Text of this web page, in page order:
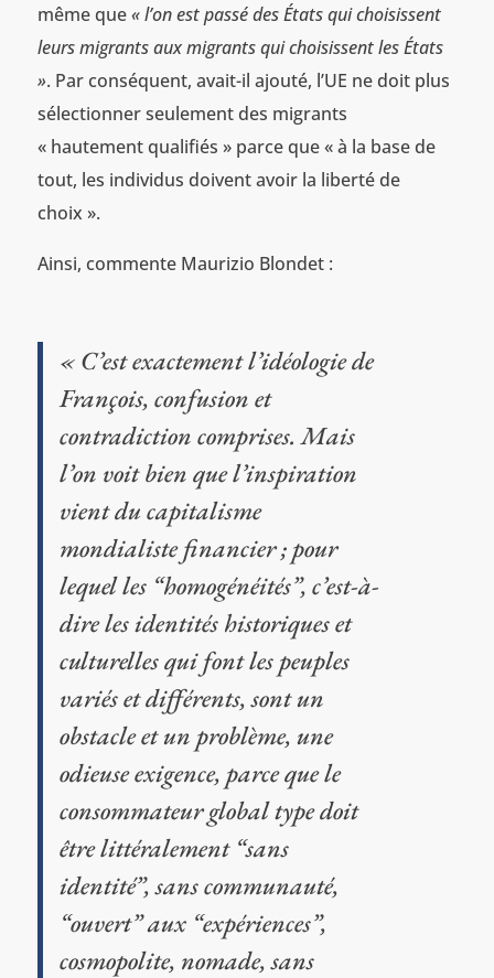
même que« l’on est passé des États qui choisissent
leurs migrants aux migrants qui choisissent les États
». Par conséquent, avait-il ajouté, l’UE ne doit plus
sélectionner seulement des migrants
« hautement qualifiés » parce que « à la base de
tout, les individus doivent avoir la liberté de
choix ».
Ainsi, commente Maurizio Blondet :
« C’est exactement l’idéologie de
François, confusion et
contradiction comprises. Mais
l’on voit bien que l’inspiration
vient du capitalisme
mondialiste financier ; pour
lequel les “homogénéités”, c’est-à-
dire les identités historiques et
culturelles qui font les peuples
variés et différents, sont un
obstacle et un problème, une
odieuse exigence, parce que le
consommateur global type doit
être littéralement “sans
identité”, sans communauté,
“ouvert” aux “expériences”,
cosmopolite, nomade, sans